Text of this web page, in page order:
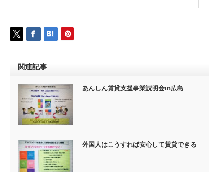
関連記事
あんしん賃貸支援事業説明会in広島
外国人はこうすれば安心して賃貸できる